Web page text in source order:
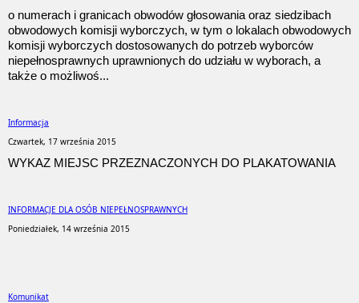
o numerach i granicach obwodów głosowania oraz siedzibach
obwodowych komisji wyborczych, w tym o lokalach obwodowych
komisji wyborczych dostosowanych do potrzeb wyborców
niepełnosprawnych uprawnionych do udziału w wyborach, a
także o możliwoś...
Informacja
Czwartek, 17 września 2015
WYKAZ MIEJSC PRZEZNACZONYCH DO PLAKATOWANIA
INFORMACJE DLA OSÓB NIEPEŁNOSPRAWNYCH
Poniedziałek, 14 września 2015
Komunikat